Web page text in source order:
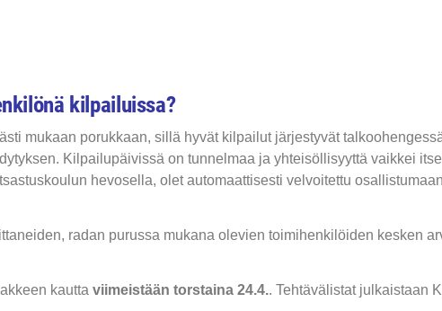
kilpailuissa?
mukaan porukkaan, sillä hyvät kilpailut järjestyvät
Kilpailupäivissä on tunnelmaa ja yhteisöllisyyttä vaikkei
hevosella, olet automaattisesti velvoitettu
radan purussa mukana olevien toimihenkilöiden kesken
kautta viimeistään torstaina 24.4.. Tehtävälistat julkaistaan